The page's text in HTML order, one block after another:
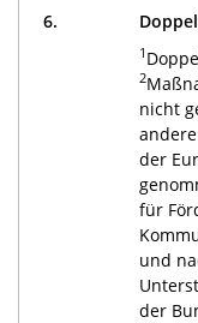
6.
1
2
nicht
der
für
und
der